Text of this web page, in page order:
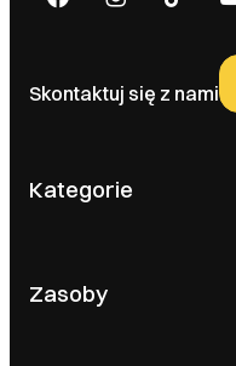
Skontaktuj się z nami
Kategorie
Zasoby